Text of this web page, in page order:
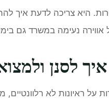
היא צריכה לדעת איך
אווירה נעימה במשרד גם
לסנן
על ראיונות לא רלוונטיים,